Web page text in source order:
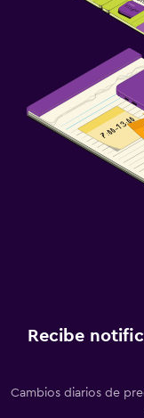
Recibe
Cambios diarios de